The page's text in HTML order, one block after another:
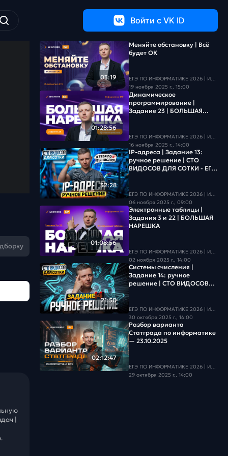
Войти c VK ID
|
03:19
Меняйте обстановку | Всё
будет ОК
ЕГЭ ПО ИНФОРМАТИКЕ 2026 | Информатика с БУ
19 ноября 2025 г., 15:00
01:28:56
Динамическое
программирование |
Задание 23 | БОЛЬШАЯ
ЕГЭ ПО ИНФОРМАТИКЕ 2026 | Информатика с БУ
16 ноября 2025 г., 14:00
32:28
IP-адреса | Задание 13:
ручное решение | СТО
ВИДОСОВ ДЛЯ СОТКИ - ЕГЭ
ЕГЭ ПО ИНФОРМАТИКЕ 2026 | Информатика с БУ
06 ноября 2025 г., 09:00
01:08:56
Электронные таблицы |
Задания 3 и 22 | БОЛЬШАЯ
НАРЕШКА
ЕГЭ ПО ИНФОРМАТИКЕ 2026 | Информатика с БУ
02 ноября 2025 г., 14:00
21:50
Системы счисления |
Задание 14: ручное
решение | СТО ВИДОСОВ
ЕГЭ ПО ИНФОРМАТИКЕ 2026 | Информатика с БУ
30 октября 2025 г., 14:00
02:12:47
Разбор варианта
Статграда по информатике
— 23.10.2025
ЕГЭ ПО ИНФОРМАТИКЕ 2026 | Информатика с БУ
29 октября 2025 г., 14:00